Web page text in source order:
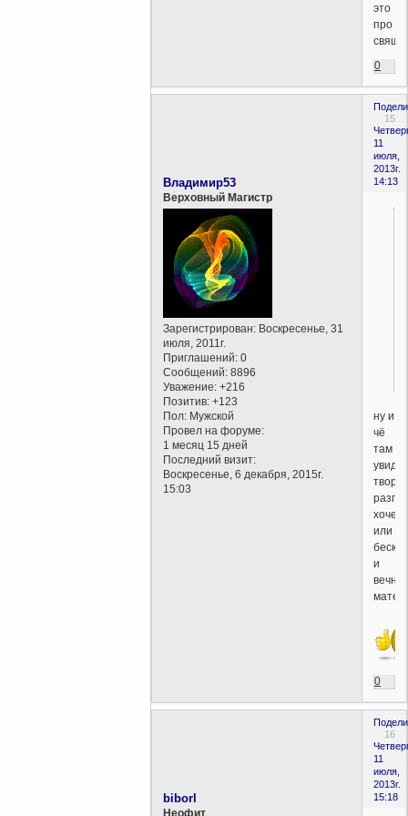
это
про
0
15
11
июля,
2013г.
14:13
Владимир53
Верховный Магистр
Зарегистрирован: Воскресенье, 31
июля, 2011г.
Приглашений: 0
Сообщений: 8896
Уважение: +216
Позитив: +123
Пол: Мужской
Провел на форуме:
1 месяц 15 дней
Последний визит:
Воскресенье, 6 декабря, 2015г.
15:03
ну и
чё
там
или
и
0
16
11
июля,
2013г.
15:18
biborl
Неофит